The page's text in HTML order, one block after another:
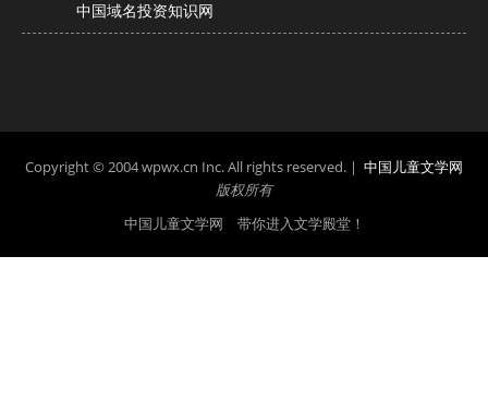
中国域名投资知识网
Copyright © 2004 wpwx.cn Inc. All rights reserved. | 中国儿童文学网
版权所有
中国儿童文学网 带你进入文学殿堂！